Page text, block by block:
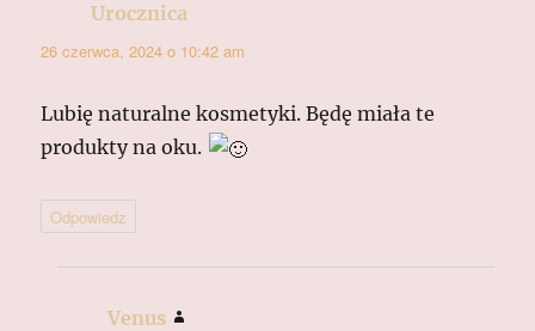
Urocznica
26 czerwca, 2024 o 10:42 am
Lubię naturalne kosmetyki. Będę miała te
produkty na oku.
Odpowiedz
Venus